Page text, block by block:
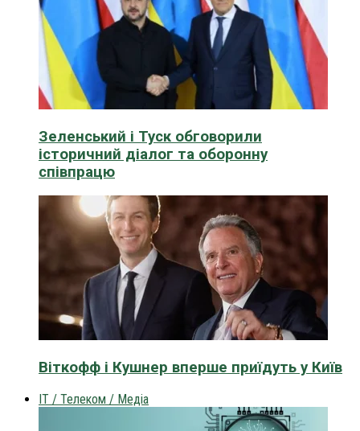
Зеленський і Туск обговорили
історичний діалог та оборонну
співпрацю
Віткофф і Кушнер вперше приїдуть у Київ
IT / Телеком / Медіа